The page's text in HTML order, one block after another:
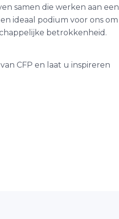
samen die werken aan een
ideaal podium voor ons om
betrokkenheid.
CFP en laat u inspireren